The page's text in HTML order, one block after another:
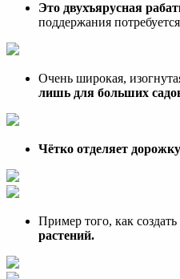
Это двухъярусная
поддержания
Очень широкая,
лишь для больших
Чётко отделяет
Пример того, как создать
растений.